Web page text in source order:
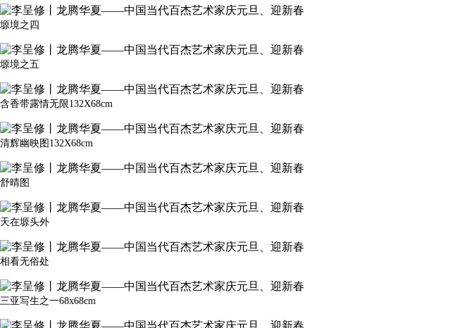
塬境之四
塬境之五
含香带露情无限132X68cm
清辉幽映图132X68cm
舒晴图
天在塬头外
相看无俗处
三亚写生之一68x68cm